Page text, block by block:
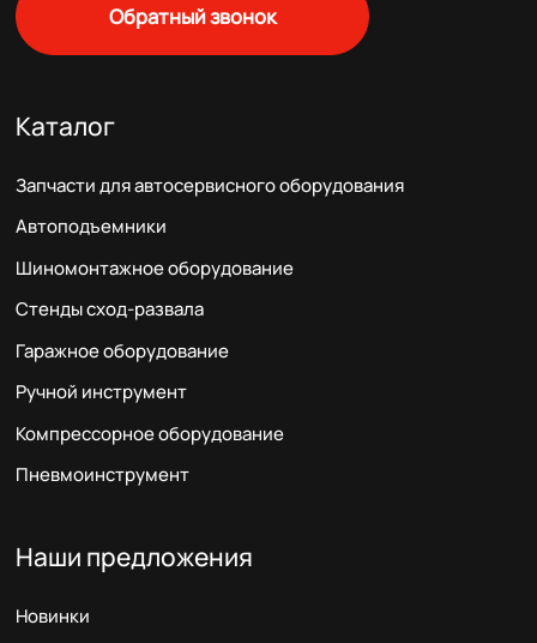
Обратный звонок
Каталог
Запчасти для автосервисного оборудования
Автоподъемники
Шиномонтажное оборудование
Стенды сход-развала
Гаражное оборудование
Ручной инструмент
Компрессорное оборудование
Пневмоинструмент
Наши предложения
Новинки